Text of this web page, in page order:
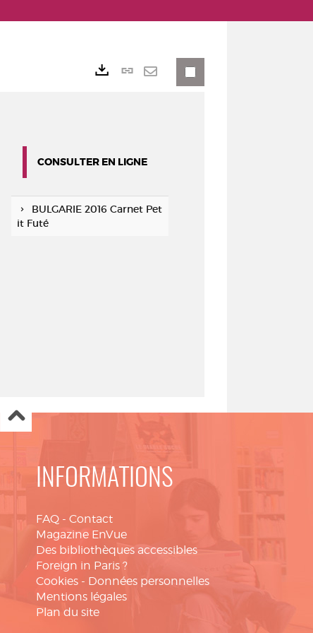
Lien
CONSULTER EN LIGNE
BULGARIE 2016 Carnet Pet
it Futé
INFORMATIONS
FAQ - Contact
Magazine EnVue
Des bibliothèques accessibles
Foreign in Paris ?
Cookies - Données personnelles
Mentions légales
Plan du site